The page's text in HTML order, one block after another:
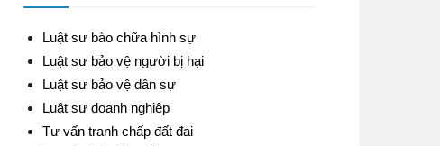
Luật sư bào chữa hình sự
Luật sư bảo vệ người bị hại
Luật sư bảo vệ dân sự
Luật sư doanh nghiệp
Tư vấn tranh chấp đất đai